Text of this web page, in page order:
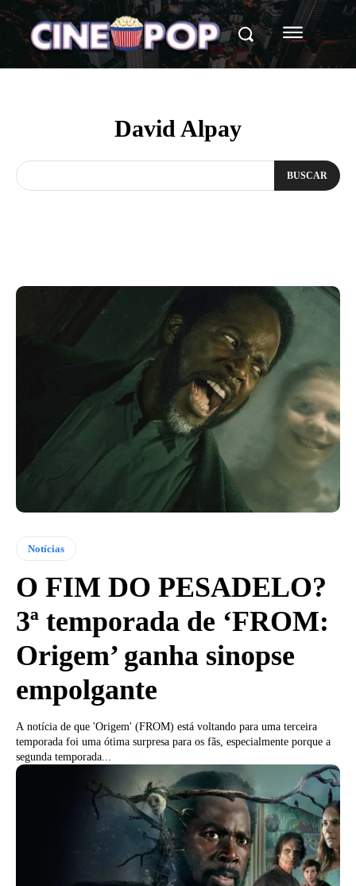
David Alpay
BUSCAR
Notícias
O FIM DO PESADELO?
3ª temporada de ‘FROM:
Origem’ ganha sinopse
empolgante
A notícia de que 'Origem' (FROM) está voltando para uma terceira
temporada foi uma ótima surpresa para os fãs, especialmente porque a
segunda temporada...